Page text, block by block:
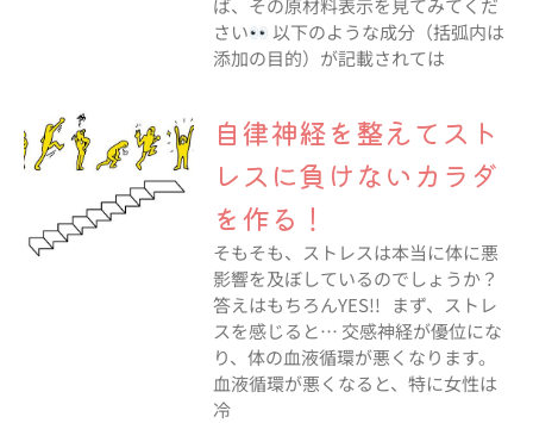
ば、その原材料表示を見てみてくだ
さい
以下のような成分（括弧内は
添加の目的）が記載されては
自律神経を整えてスト
レスに負けないカラダ
を作る！
そもそも、ストレスは本当に体に悪
影響を及ぼしているのでしょうか？
答えはもちろんYES!! まず、ストレ
スを感じると… 交感神経が優位にな
り、体の血液循環が悪くなります。
血液循環が悪くなると、特に女性は
冷